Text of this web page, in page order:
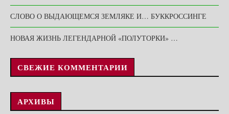
СЛОВО О ВЫДАЮЩЕМСЯ ЗЕМЛЯКЕ И… БУККРОССИНГЕ
НОВАЯ ЖИЗНЬ ЛЕГЕНДАРНОЙ «ПОЛУТОРКИ» …
СВЕЖИЕ КОММЕНТАРИИ
АРХИВЫ